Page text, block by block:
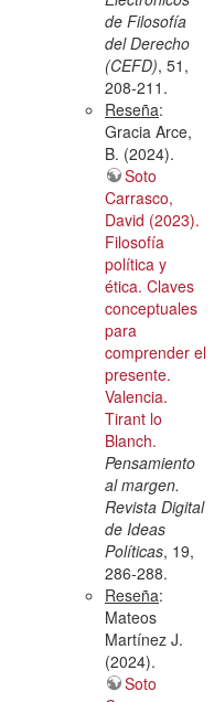
de Filosofía
del Derecho
(CEFD), 51,
208-211.
Reseña:
Gracia Arce,
B. (2024).
Soto
Carrasco,
David (2023).
Filosofía
política y
ética. Claves
conceptuales
para
comprender el
presente.
Valencia.
Tirant lo
Blanch.
Pensamiento
al margen.
Revista Digital
de Ideas
Políticas, 19,
286-288.
Reseña:
Mateos
Martínez J.
(2024).
Soto